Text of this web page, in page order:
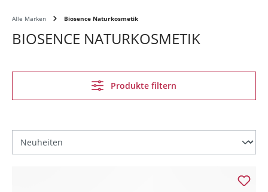
Alle Marken Biosence Naturkosmetik
BIOSENCE NATURKOSMETIK
Produkte filtern